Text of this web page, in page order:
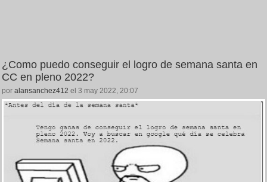
¿Como puedo conseguir el logro de semana santa en
CC en pleno 2022?
por alansanchez412 el 3 may 2022, 20:07